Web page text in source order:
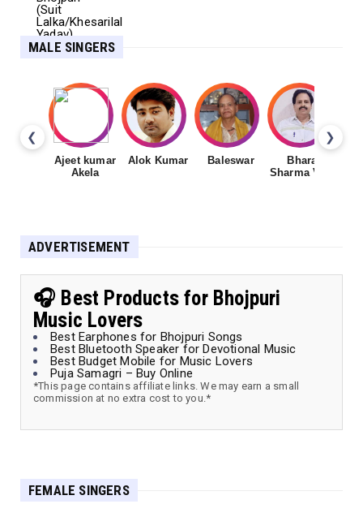
MALE SINGERS
❮ ❯
Ajeet kumar
Akela
Alok Kumar Baleswar
Bharat
Sharma Vyas
ADVERTISEMENT
🎧 Best Products for Bhojpuri
Music Lovers
Best Earphones for Bhojpuri Songs
Best Bluetooth Speaker for Devotional Music
Best Budget Mobile for Music Lovers
Puja Samagri – Buy Online
*This page contains affiliate links. We may earn a small
commission at no extra cost to you.*
FEMALE SINGERS